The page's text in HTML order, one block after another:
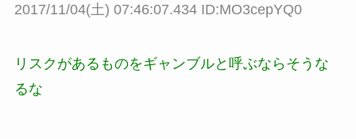
2017/11/04(土) 07:46:07.434 ID:MO3cepYQ0
リスクがあるものをギャンブルと呼ぶならそうな
るな